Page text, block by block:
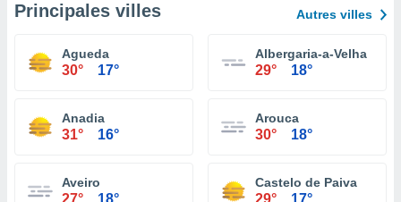
Principales villes Autres villes
Agueda
30° 17°
Albergaria-a-Velha
29° 18°
Anadia
31° 16°
Arouca
30° 18°
Aveiro
27° 18°
Castelo de Paiva
29° 17°